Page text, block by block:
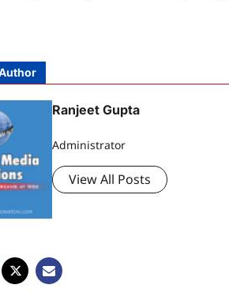
Ranjeet Gupta
Administrator
View All Posts